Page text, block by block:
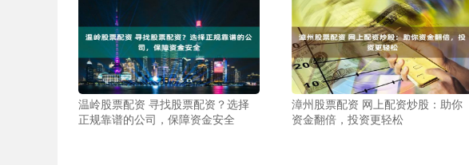
温岭股票配资 寻找股票配资？选择
正规靠谱的公司，保障资金安全
漳州股票配资 网上配资炒股：助你
资金翻倍，投资更轻松